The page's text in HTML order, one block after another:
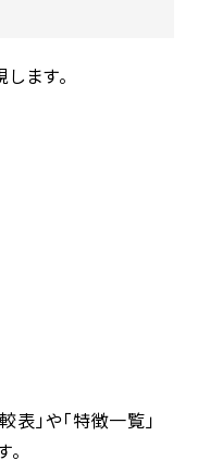
ます。
表」や「特徴一覧」